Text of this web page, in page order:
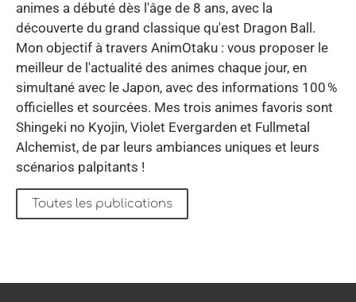
animes a débuté dès l'âge de 8 ans, avec la
découverte du grand classique qu'est Dragon Ball.
Mon objectif à travers AnimOtaku : vous proposer le
meilleur de l'actualité des animes chaque jour, en
simultané avec le Japon, avec des informations 100 %
officielles et sourcées. Mes trois animes favoris sont
Shingeki no Kyojin, Violet Evergarden et Fullmetal
Alchemist, de par leurs ambiances uniques et leurs
scénarios palpitants !
Toutes les publications